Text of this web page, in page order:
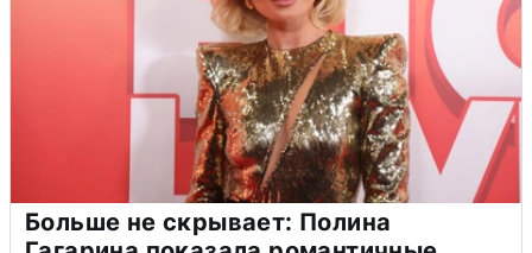
Больше не скрывает: Полина